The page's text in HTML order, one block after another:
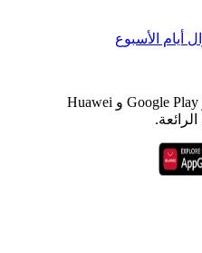
أيام الأسبوع
قم بتنزيل تطبيقنا من App Store و Google Play و Huawei